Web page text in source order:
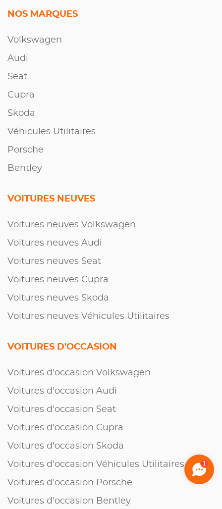
NOS MARQUES
Volkswagen
Audi
Seat
Cupra
Skoda
Véhicules Utilitaires
Porsche
Bentley
VOITURES NEUVES
Voitures neuves Volkswagen
Voitures neuves Audi
Voitures neuves Seat
Voitures neuves Cupra
Voitures neuves Skoda
Voitures neuves Véhicules Utilitaires
VOITURES D'OCCASION
Voitures d'occasion Volkswagen
Voitures d'occasion Audi
Voitures d'occasion Seat
Voitures d'occasion Cupra
Voitures d'occasion Skoda
Voitures d'occasion Véhicules Utilitaires
Voitures d'occasion Porsche
Voitures d'occasion Bentley
1